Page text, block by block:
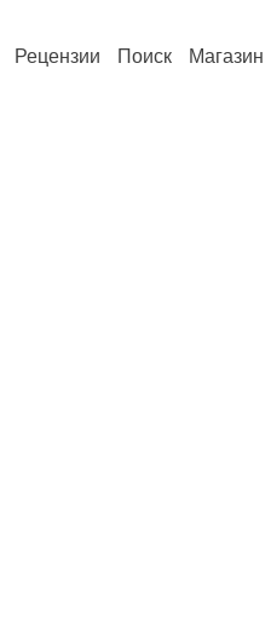
Рецензии Поиск Магазин